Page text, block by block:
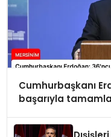
Cumhurbaşkanı
başarıyla